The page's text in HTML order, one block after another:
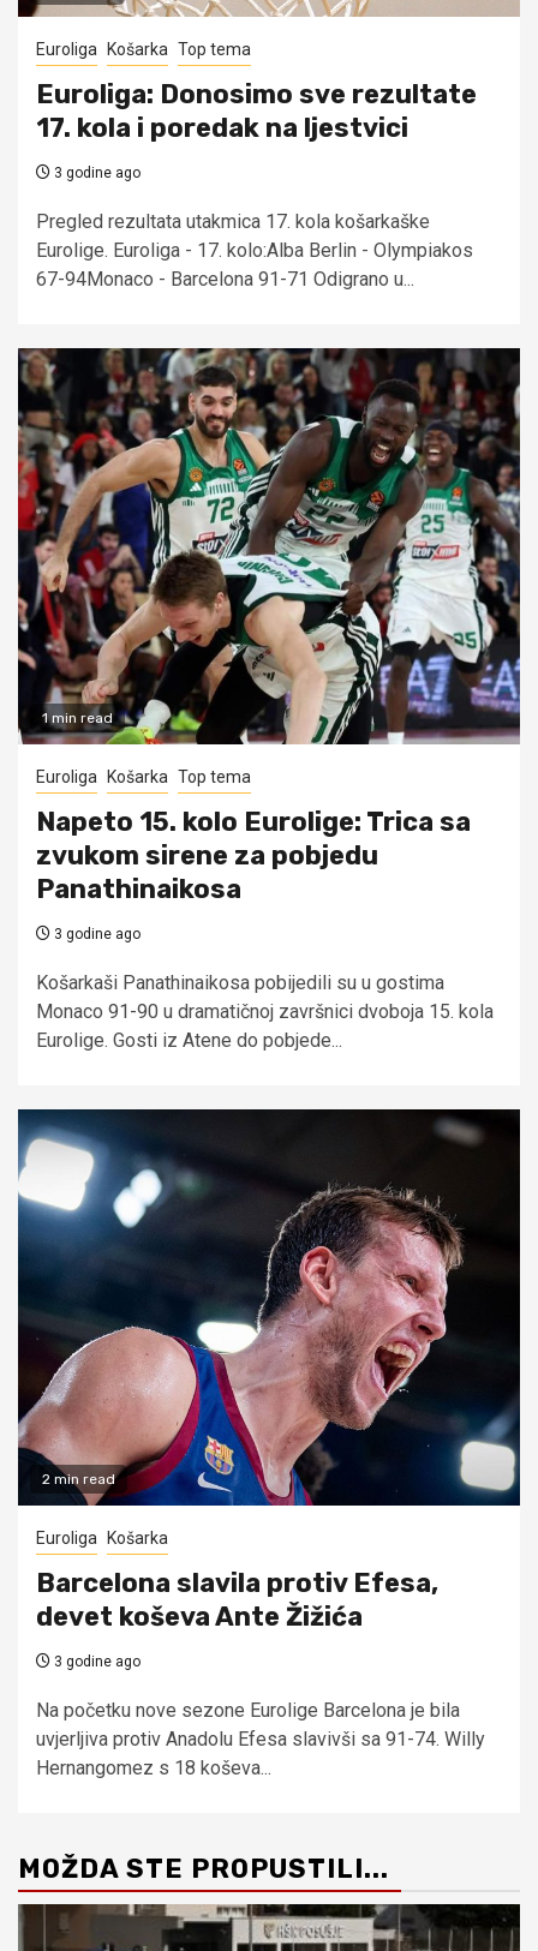
Euroliga Košarka Top tema
Euroliga: Donosimo sve rezultate
17. kola i poredak na ljestvici
3 godine ago
Pregled rezultata utakmica 17. kola košarkaške
Eurolige. Euroliga - 17. kolo:Alba Berlin - Olympiakos
67-94Monaco - Barcelona 91-71 Odigrano u...
1 min read
Euroliga Košarka Top tema
Napeto 15. kolo Eurolige: Trica sa
zvukom sirene za pobjedu
Panathinaikosa
3 godine ago
Košarkaši Panathinaikosa pobijedili su u gostima
Monaco 91-90 u dramatičnoj završnici dvoboja 15. kola
Eurolige. Gosti iz Atene do pobjede...
2 min read
Euroliga Košarka
Barcelona slavila protiv Efesa,
devet koševa Ante Žižića
3 godine ago
Na početku nove sezone Eurolige Barcelona je bila
uvjerljiva protiv Anadolu Efesa slavivši sa 91-74. Willy
Hernangomez s 18 koševa...
MOŽDA STE PROPUSTILI...